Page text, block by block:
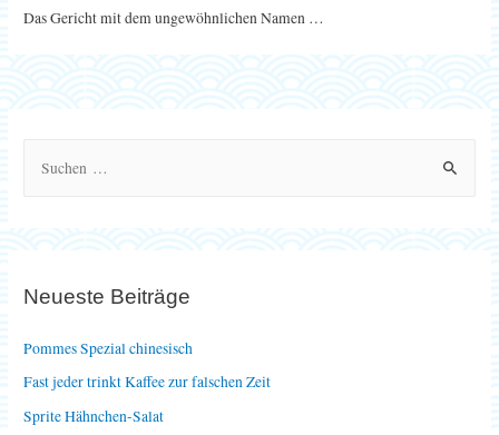
Das Gericht mit dem ungewöhnlichen Namen …
n
c
h
Neueste Beiträge
Pommes Spezial chinesisch
Fast jeder trinkt Kaffee zur falschen Zeit
Sprite Hähnchen-Salat